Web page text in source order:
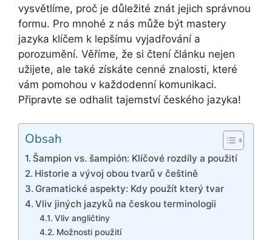
vysvětlíme, proč je důležité znát jejich správnou
formu. Pro mnohé z nás může být mastery
jazyka klíčem k lepšímu vyjadřování a
porozumění. Věříme, že si čtení článku nejen
užijete, ale také získáte cenné znalosti, které
vám pomohou v každodenní komunikaci.
Připravte se odhalit tajemství českého jazyka!
Obsah
Šampion vs. šampión: Klíčové rozdíly a použití
Historie a vývoj obou tvarů v češtině
Gramatické aspekty: Kdy použít který tvar
Vliv jiných jazyků na českou terminologii
Vliv angličtiny
Možnosti použití